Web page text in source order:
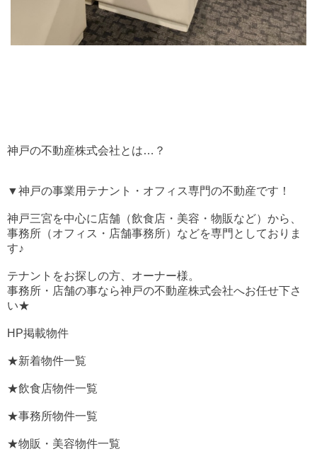
神戸の不動産株式会社とは…？
▼神戸の事業用テナント・オフィス専門の不動産です！
神戸三宮を中心に店舗（飲食店・美容・物販など）から、
事務所（オフィス・店舗事務所）などを専門としておりま
す♪
テナントをお探しの方、オーナー様。
事務所・店舗の事なら神戸の不動産株式会社へお任せ下さ
い★
HP掲載物件
★新着物件一覧
★飲食店物件一覧
★事務所物件一覧
★物販・美容物件一覧